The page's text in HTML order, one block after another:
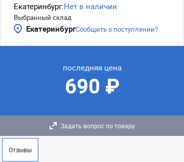
Екатеринбург:Нет в наличии
Выбранный склад
ЕкатеринбургСообщить о поступлении?
последняя цена
690 ₽
Задать вопрос по товару
Отзывы